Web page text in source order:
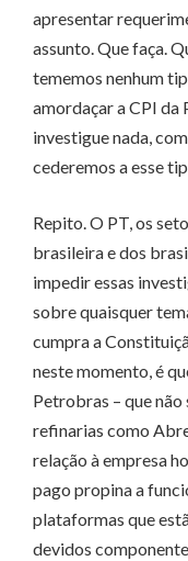
apresentar
assunto. Que faça.
tememos nenhum
amordaçar a CPI da
investigue nada,
cederemos a esse
Repito. O PT, os
brasileira e dos
impedir essas
sobre quaisquer
cumpra a
neste momento, é
Petrobras – que não
refinarias como
relação à empresa
pago propina a
plataformas que
devidos